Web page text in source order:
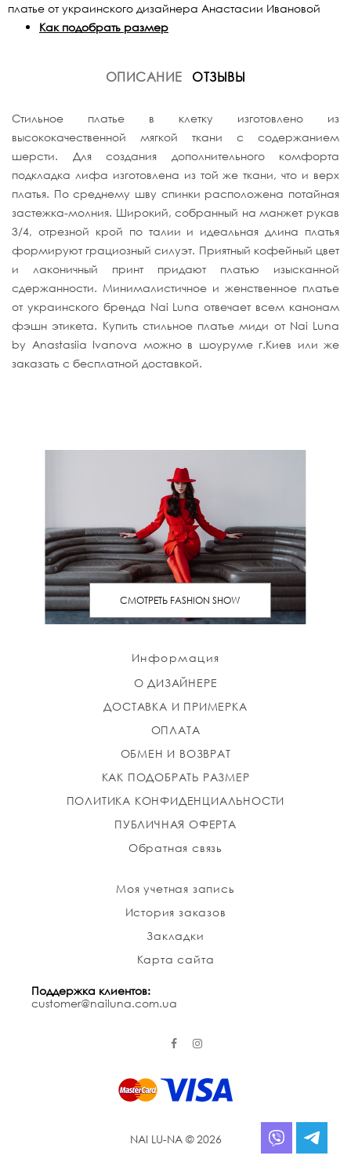
платье от украинского дизайнера Анастасии Ивановой
Как подобрать размер
ОПИСАНИЕ ОТЗЫВЫ
Стильное платье в клетку изготовлено из
высококачественной мягкой ткани с содержанием
шерсти. Для создания дополнительного комфорта
подкладка лифа изготовлена из той же ткани, что и верх
платья. По среднему шву спинки расположена потайная
застежка-молния. Широкий, собранный на манжет рукав
3/4, отрезной крой по талии и идеальная длина платья
формируют грациозный силуэт. Приятный кофейный цвет
и лаконичный принт придают платью изысканной
сдержанности. Минималистичное и женственное платье
от украинского бренда Nai Luna отвечает всем канонам
фэшн этикета. Купить стильное платье миди от Nai Luna
by Anastasiia Ivanova можно в шоуруме г.Киев или же
заказать с бесплатной доставкой.
СМОТРЕТЬ FASHION SHOW
Информация
О ДИЗАЙНЕРЕ
ДОСТАВКА И ПРИМЕРКА
ОПЛАТА
ОБМЕН И ВОЗВРАТ
КАК ПОДОБРАТЬ РАЗМЕР
ПОЛИТИКА КОНФИДЕНЦИАЛЬНОСТИ
ПУБЛИЧНАЯ ОФЕРТА
Обратная связь
Моя учетная запись
История заказов
Закладки
Карта сайта
Поддержка клиентов:
customer@nailuna.com.ua
NAI LU-NA © 2026